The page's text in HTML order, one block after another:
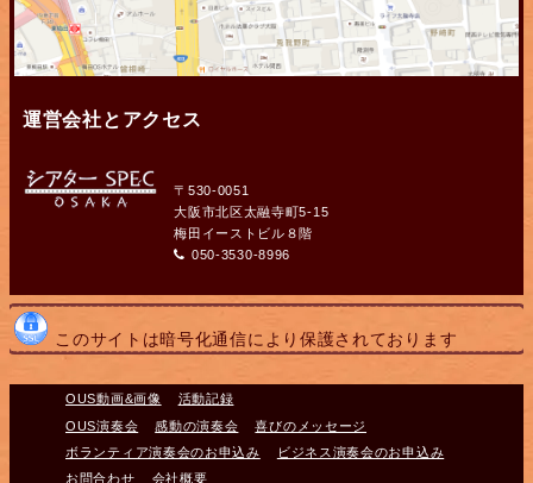
運営会社とアクセス
〒530-0051
大阪市北区太融寺町5-15
梅田イーストビル８階
050-3530-8996
このサイトは暗号化通信により保護されております
OUS動画&画像
活動記録
OUS演奏会
感動の演奏会
喜びのメッセージ
ボランティア演奏会のお申込み
ビジネス演奏会のお申込み
お問合わせ
会社概要